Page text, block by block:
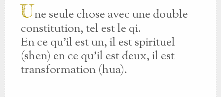
Une seule chose avec une double
constitution, tel est le qi.
En ce qu'il est un, il est spirituel
(shen) en ce qu'il est deux, il est
transformation (hua).